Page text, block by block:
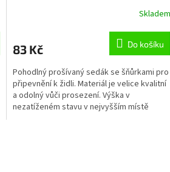
Skladem
83 Kč Do košíku
Pohodlný prošívaný sedák se šňůrkami pro
připevnění k židli. Materiál je velice kvalitní
a odolný vůči prosezení. Výška v
nezatíženém stavu v nejvyšším místě